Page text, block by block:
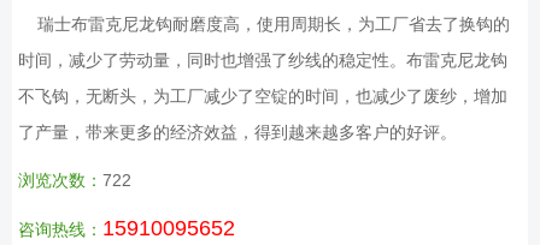
瑞士布雷克尼龙钩耐磨度高，使用周期长，为工厂省去了换钩的
时间，减少了劳动量，同时也增强了纱线的稳定性。布雷克尼龙钩
不飞钩，无断头，为工厂减少了空锭的时间，也减少了废纱，增加
了产量，带来更多的经济效益，得到越来越多客户的好评。
浏览次数： 722
咨询热线： 15910095652